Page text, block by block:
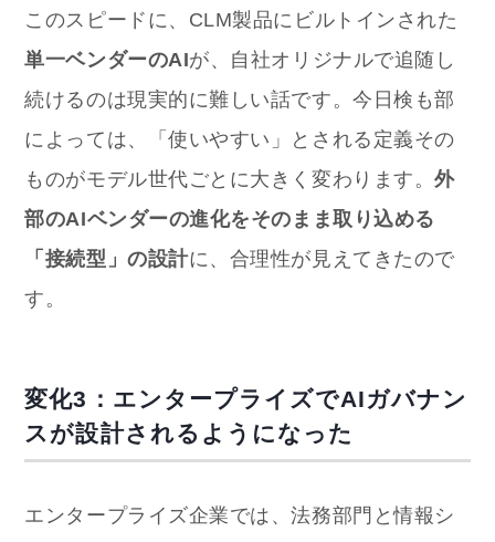
このスピードに、CLM製品にビルトインされた
単一ベンダーのAIが、自社オリジナルで追随し
続けるのは現実的に難しい話です。今日検も部
によっては、「使いやすい」とされる定義その
ものがモデル世代ごとに大きく変わります。外
部のAIベンダーの進化をそのまま取り込める
「接続型」の設計に、合理性が見えてきたので
す。
変化3：エンタープライズでAIガバナン
スが設計されるようになった
エンタープライズ企業では、法務部門と情報シ